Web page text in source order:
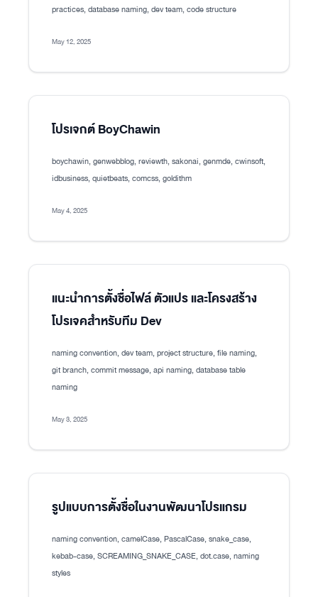
practices, database naming, dev team, code structure
May 12, 2025
โปรเจกต์ BoyChawin
boychawin, genwebblog, reviewth, sakonai, genmde, cwinsoft,
idbusiness, quietbeats, comcss, goldithm
May 4, 2025
แนะนำการตั้งชื่อไฟล์ ตัวแปร และโครงสร้าง
โปรเจคสำหรับทีม Dev
naming convention, dev team, project structure, file naming,
git branch, commit message, api naming, database table
naming
May 3, 2025
รูปแบบการตั้งชื่อในงานพัฒนาโปรแกรม
naming convention, camelCase, PascalCase, snake_case,
kebab-case, SCREAMING_SNAKE_CASE, dot.case, naming
styles